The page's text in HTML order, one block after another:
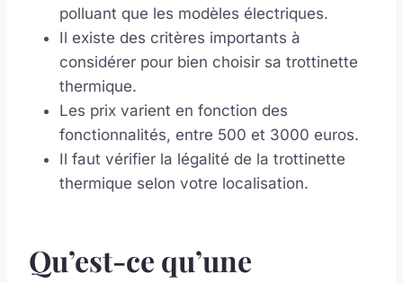
polluant que les modèles électriques.
Il existe des critères importants à
considérer pour bien choisir sa trottinette
thermique.
Les prix varient en fonction des
fonctionnalités, entre 500 et 3000 euros.
Il faut vérifier la légalité de la trottinette
thermique selon votre localisation.
Qu’est-ce qu’une